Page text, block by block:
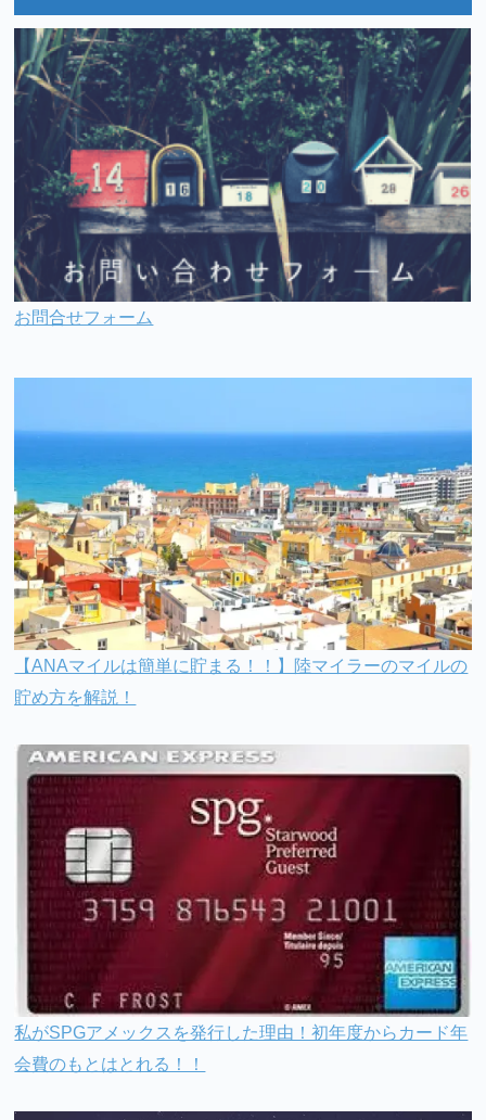
お問合せフォーム
【ANAマイルは簡単に貯まる！！】陸マイラーのマイルの
貯め方を解説！
私がSPGアメックスを発行した理由！初年度からカード年
会費のもとはとれる！！